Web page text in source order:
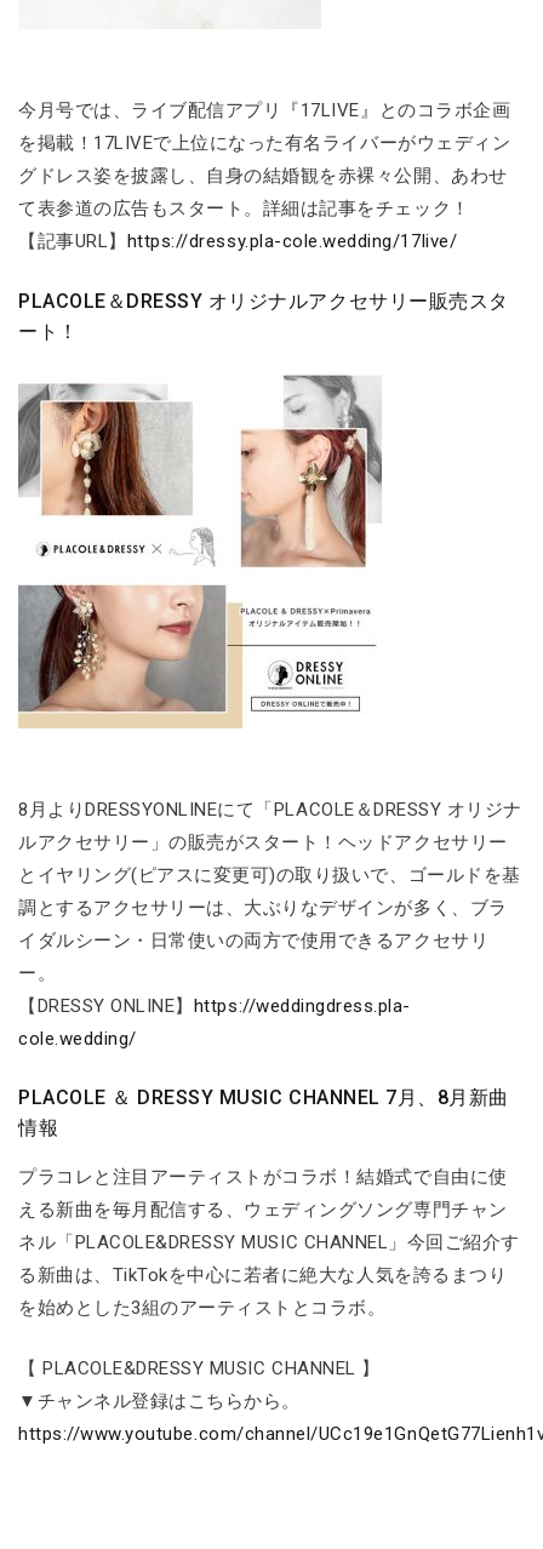
今月号では、ライブ配信アプリ『17LIVE』とのコラボ企画
を掲載！17LIVEで上位になった有名ライバーがウェディン
グドレス姿を披露し、自身の結婚観を赤裸々公開、あわせ
て表参道の広告もスタート。詳細は記事をチェック！
【記事URL】
https://dressy.pla-cole.wedding/17live/
PLACOLE＆DRESSY オリジナルアクセサリー販売スタ
ート！
8月よりDRESSYONLINEにて「PLACOLE＆DRESSY オリジナ
ルアクセサリー」の販売がスタート！ヘッドアクセサリー
とイヤリング(ピアスに変更可)の取り扱いで、ゴールドを基
調とするアクセサリーは、大ぶりなデザインが多く、ブラ
イダルシーン・日常使いの両方で使用できるアクセサリ
ー。
【DRESSY ONLINE】 https://weddingdress.pla-
cole.wedding/
PLACOLE ＆ DRESSY MUSIC CHANNEL 7月、8月新曲
情報
プラコレと注目アーティストがコラボ！結婚式で自由に使
える新曲を毎月配信する、ウェディングソング専門チャン
ネル「PLACOLE&DRESSY MUSIC CHANNEL」今回ご紹介す
る新曲は、TikTokを中心に若者に絶大な人気を誇るまつり
を始めとした3組のアーティストとコラボ。
【 PLACOLE&DRESSY MUSIC CHANNEL 】
▼チャンネル登録はこちらから。
https://www.youtube.com/channel/